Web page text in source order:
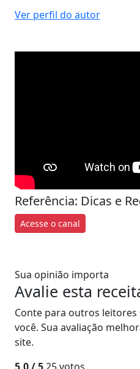
Ver perfil do autor
Referência: Dicas e
Acesse o canal
Sua opinião importa
Avalie esta
Conte para outros leitores
você. Sua avaliação
site.